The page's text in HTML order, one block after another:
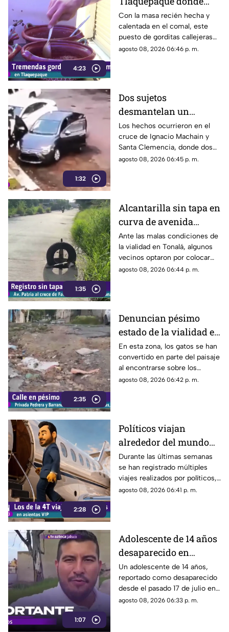
4:23
una nunca es suficiente
Con la masa recién hecha y
calentada en el comal, este
puesto de gorditas callejeras
en Tlaquepaque promete
agosto 08, 2026 06:46 p. m.
1:32
Dos sujetos
desmantelan un
vehículo a plena luz del
día en Guadalajara
Los hechos ocurrieron en el
cruce de Ignacio Machain y
Santa Clemencia, donde dos
sujetos fueron captados
agosto 08, 2026 06:45 p. m.
1:35
Alcantarilla sin tapa en
curva de avenida
Patria
Ante las malas condiciones de
la vialidad en Tonalá, algunos
vecinos optaron por colocar
una llanta como señalamiento
agosto 08, 2026 06:44 p. m.
2:35
Denuncian pésimo
estado de la vialidad en
Privada Pedrera y
Barrancones
En esta zona, los gatos se han
convertido en parte del paisaje
al encontrarse sobre los
techos y las puertas de las
agosto 08, 2026 06:42 p. m.
2:28
Políticos viajan
alrededor del mundo
sin ninguna
preocupación
Durante las últimas semanas
se han registrado múltiples
viajes realizados por políticos,
sin que hasta el momento
elevado gasto que han
generado.
agosto 08, 2026 06:41 p. m.
1:07
Adolescente de 14 años
desaparecido en
Tlaquepaque es
trasladado a Jalisco
tras ser localizado en
Michoacán
Un adolescente de 14 años,
reportado como desaparecido
desde el pasado 17 de julio en
Tlaquepaque, fue localizado
agosto 08, 2026 06:33 p. m.